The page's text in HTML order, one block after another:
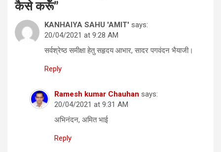
कैसे करूॅं”
KANHAIYA SAHU 'AMIT' says:
20/04/2021 at 9:28 AM
सर्वश्रेष्ठ समीक्षा हेतु सहृदय आभार, सादर पगवंदन भैयाजी।
Reply
Ramesh kumar Chauhan says:
20/04/2021 at 9:31 AM
अभिनंदन, अमित भाई
Reply